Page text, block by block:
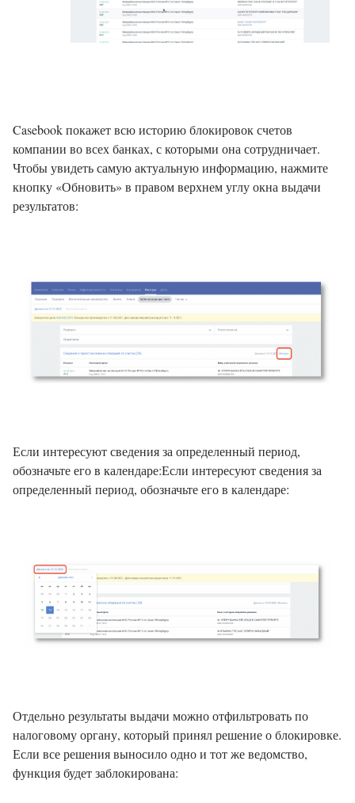
Casebook покажет всю историю блокировок счетов
компании во всех банках, с которыми она сотрудничает.
Чтобы увидеть самую актуальную информацию, нажмите
кнопку «Обновить» в правом верхнем углу окна выдачи
результатов:
Если интересуют сведения за определенный период,
обозначьте его в календаре:Если интересуют сведения за
определенный период, обозначьте его в календаре:
Отдельно результаты выдачи можно отфильтровать по
налоговому органу, который принял решение о блокировке.
Если все решения выносило одно и тот же ведомство,
функция будет заблокирована: